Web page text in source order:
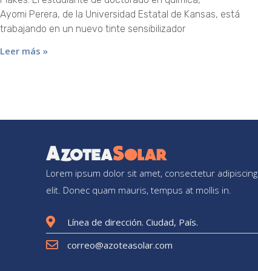
Ayomi Perera, de la Universidad Estatal de Kansas, está
trabajando en un nuevo tinte sensibilizador
Leer más »
Lorem ipsum dolor sit amet, consectetur adipiscing
elit. Donec quam mauris, tempus at mollis in.
Línea de dirección. Ciudad, País.
correo@azoteasolar.com